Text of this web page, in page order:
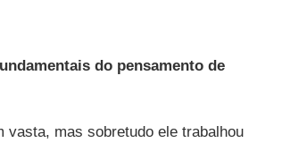
do pensamento de
mas sobretudo ele trabalhou